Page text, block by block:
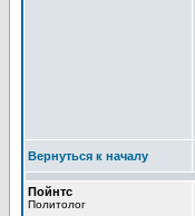
Вернуться к началу
Пойнтс
Политолог